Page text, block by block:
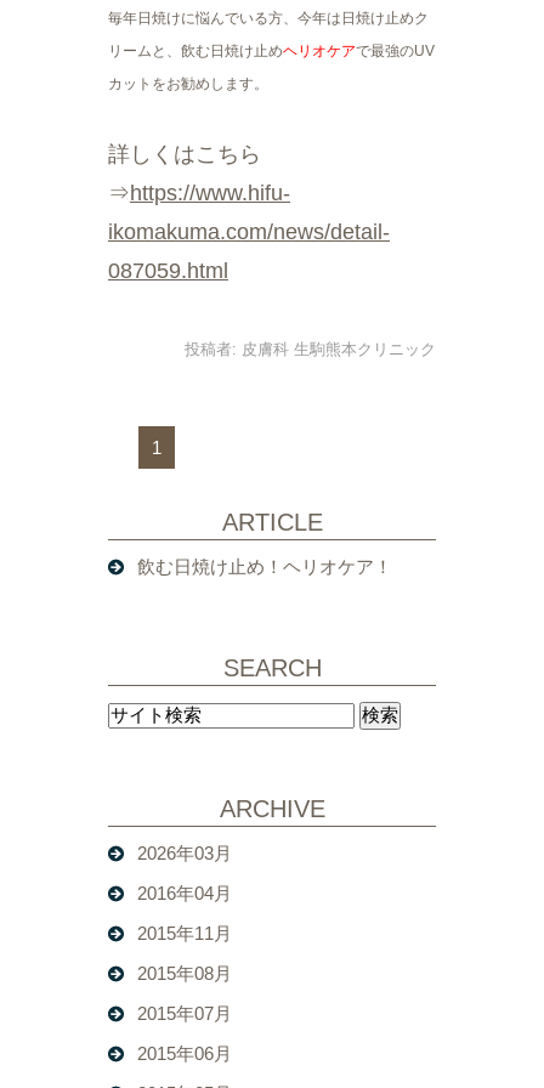
毎年日焼けに悩んでいる方、今年は日焼け止めク
リームと、飲む日焼け止めヘリオケアで最強のUV
カットをお勧めします。
詳しくはこちら
⇒https://www.hifu-
ikomakuma.com/news/detail-
087059.html
投稿者: 皮膚科 生駒熊本クリニック
1
ARTICLE
飲む日焼け止め！ヘリオケア！
SEARCH
ARCHIVE
2026年03月
2016年04月
2015年11月
2015年08月
2015年07月
2015年06月